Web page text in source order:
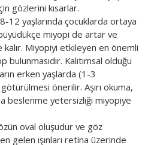
gözlerini kısarlar.
8-12 yaşlarında çocuklarda ortaya
miyopi de artar ve
Miyopiyi etkileyen en önemli
Kalıtımsal olduğu
erken yaşlarda (1-3
önerilir. Aşırı okuma,
beslenme yetersizliği miyopiye
oval oluşudur ve göz
gelen ışınları retina üzerinde